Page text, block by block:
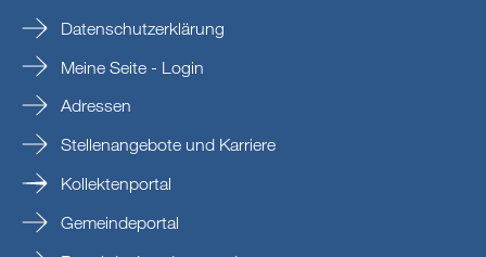
Datenschutzerklärung
Meine Seite - Login
Adressen
Stellenangebote und Karriere
Kollektenportal
Gemeindeportal